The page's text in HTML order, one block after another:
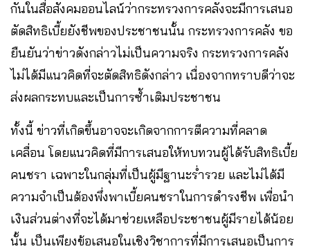
กันในสื่อสังคมออนไลน์ว่ากระทรวงการคลังจะมีการเสนอ
ตัดสิทธิเบี้ยยังชีพของประชาชนนั้น กระทรวงการคลัง ขอ
ยืนยันว่าข่าวดังกล่าวไม่เป็นความจริง กระทรวงการคลัง
ไม่ได้มีแนวคิดที่จะตัดสิทธิดังกล่าว เนื่องจากทราบดีว่าจะ
ส่งผลกระทบและเป็นการซ้ำเติมประชาชน
ทั้งนี้ ข่าวที่เกิดขึ้นอาจจะเกิดจากการตีความที่คลาด
เคลื่อน โดยแนวคิดที่มีการเสนอให้ทบทวนผู้ได้รับสิทธิเบี้ย
คนชรา เฉพาะในกลุ่มที่เป็นผู้มีฐานะร่ำรวย และไม่ได้มี
ความจำเป็นต้องพึ่งพาเบี้ยคนชราในการดำรงชีพ เพื่อนำ
เงินส่วนต่างที่จะได้มาช่วยเหลือประชาชนผู้มีรายได้น้อย
นั้น เป็นเพียงข้อเสนอในเชิงวิชาการที่มีการเสนอเป็นการ